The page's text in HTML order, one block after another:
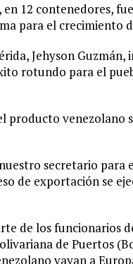
12 contenedores,
para el crecimiento
Jehyson Guzmán,
rotundo para el
venezolano
secretario para
de exportación se
de los funcionarios
de Puertos
vayan a